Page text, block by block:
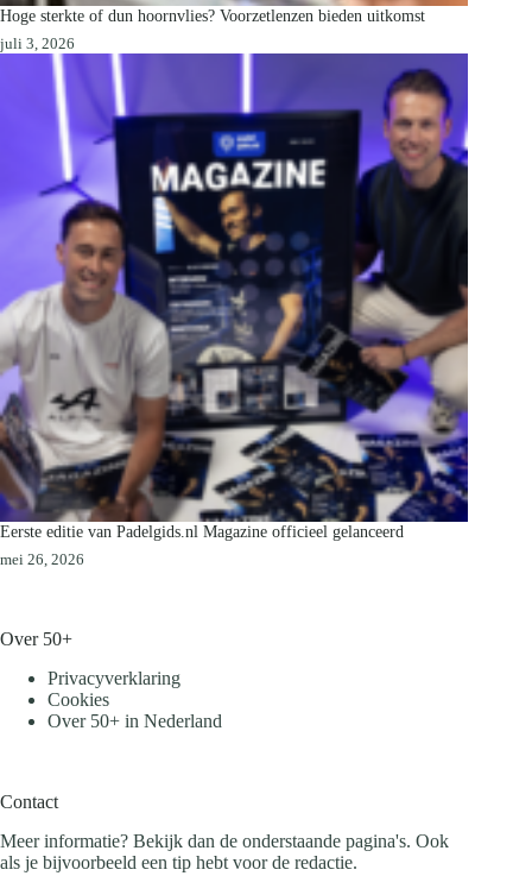
Hoge sterkte of dun hoornvlies? Voorzetlenzen bieden uitkomst
juli 3, 2026
Eerste editie van Padelgids.nl Magazine officieel gelanceerd
mei 26, 2026
Over 50+
Privacyverklaring
Cookies
Over 50+ in Nederland
Contact
Meer informatie? Bekijk dan de onderstaande pagina's. Ook
als je bijvoorbeeld een tip hebt voor de redactie.